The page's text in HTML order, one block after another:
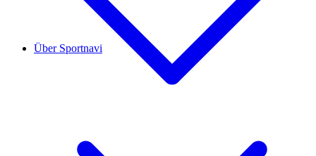
Über Sportnavi